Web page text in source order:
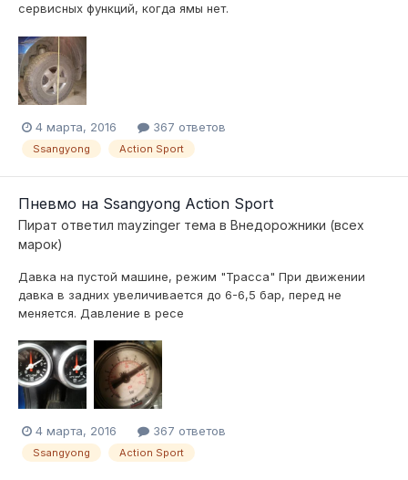
сервисных функций, когда ямы нет.
4 марта, 2016 367 ответов
Ssangyong Action Sport
Пневмо на Ssangyong Action Sport
Пират ответил mayzinger тема в Внедорожники (всех
марок)
Давка на пустой машине, режим "Трасса" При движении
давка в задних увеличивается до 6-6,5 бар, перед не
меняется. Давление в ресе
4 марта, 2016 367 ответов
Ssangyong Action Sport